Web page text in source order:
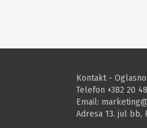
Kontakt -
Telefon +382 20
Email:
Adresa 13. jul bb,